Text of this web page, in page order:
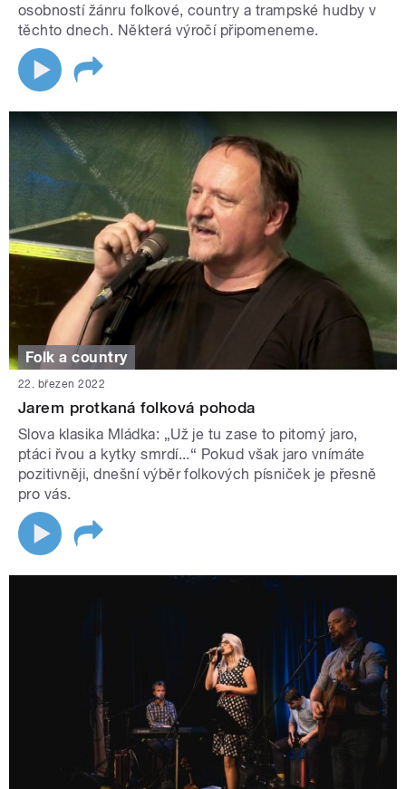
osobností žánru folkové, country a trampské hudby v
těchto dnech. Některá výročí připomeneme.
Folk a country
22. březen 2022
Jarem protkaná folková pohoda
Slova klasika Mládka: „Už je tu zase to pitomý jaro,
ptáci řvou a kytky smrdí...“ Pokud však jaro vnímáte
pozitivněji, dnešní výběr folkových písniček je přesně
pro vás.